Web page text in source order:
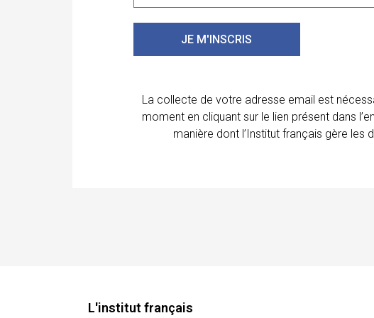
JE M'INSCRIS
La collecte de votre adresse email est
moment en cliquant sur le lien présent dans
manière dont l’Institut français gère
L'institut français